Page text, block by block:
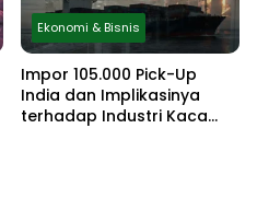
Ekonomi & Bisnis
Impor 105.000 Pick-Up
India dan Implikasinya
terhadap Industri Kaca